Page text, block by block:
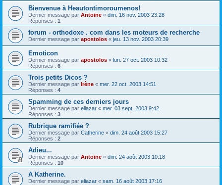
Bienvenue à Heautontimoroumenos!
Dernier message par Antoine « dim. 16 nov. 2003 23:28
Réponses : 1
forum - orthodoxe . com dans les moteurs de recherche
Dernier message par apostolos « jeu. 13 nov. 2003 20:39
Emoticon
Dernier message par apostolos « lun. 27 oct. 2003 10:32
Réponses : 6
Trois petits Dicos ?
Dernier message par Irène « mer. 22 oct. 2003 14:51
Réponses : 4
Spamming de ces derniers jours
Dernier message par eliazar « mer. 03 sept. 2003 9:42
Réponses : 3
Rubrique ramifiée ?
Dernier message par Catherine « dim. 24 août 2003 15:27
Réponses : 2
Adieu...
Dernier message par Antoine « dim. 24 août 2003 10:18
Réponses : 10
A Katherine.
Dernier message par eliazar « sam. 16 août 2003 17:16